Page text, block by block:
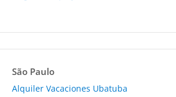
São Paulo
Alquiler Vacaciones Ubatuba